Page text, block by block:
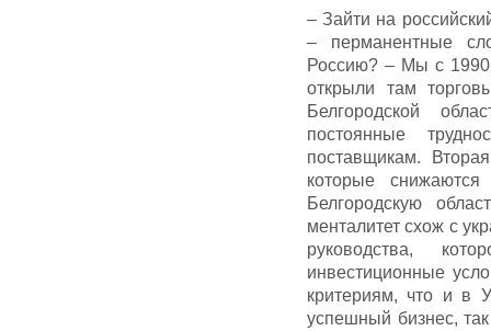
– Зайти на
– перманентные
Россию? – Мы с
открыли там
Белгородской
постоянные
поставщикам.
которые
Белгородскую
менталитет схож с
руководства,
инвестиционные
критериям, что и в
успешный бизнес,